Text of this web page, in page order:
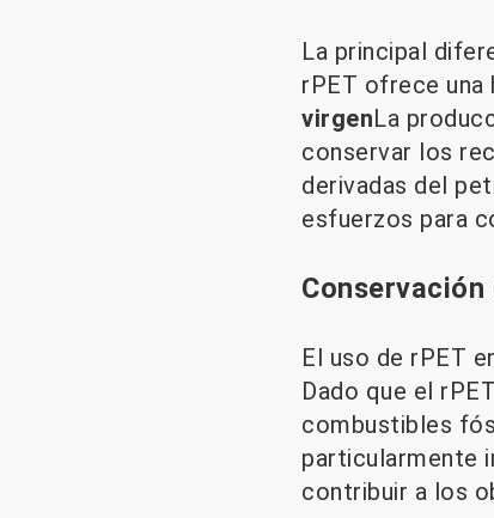
La principal
rPET ofrece una
virgenLa
conservar los
derivadas del
esfuerzos para
El uso de rPET
Dado que el
combustibles
particularmente
contribuir a los